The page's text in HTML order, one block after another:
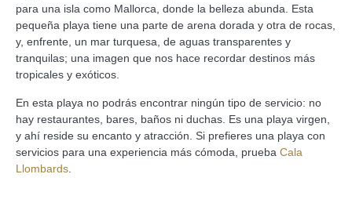
para una isla como Mallorca, donde la belleza abunda. Esta
pequeña playa tiene una parte de arena dorada y otra de rocas,
y, enfrente, un mar turquesa, de aguas transparentes y
tranquilas; una imagen que nos hace recordar destinos más
tropicales y exóticos.
En esta playa no podrás encontrar ningún tipo de servicio: no
hay restaurantes, bares, baños ni duchas. Es una playa virgen,
y ahí reside su encanto y atracción. Si prefieres una playa con
servicios para una experiencia más cómoda, prueba Cala
Llombards